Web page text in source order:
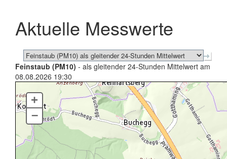
schließen
Aktuelle Messwerte
Feinstaub (PM10) - als gleitender 24-Stunden Mittelwert am
08.08.2026 19:30
+
–